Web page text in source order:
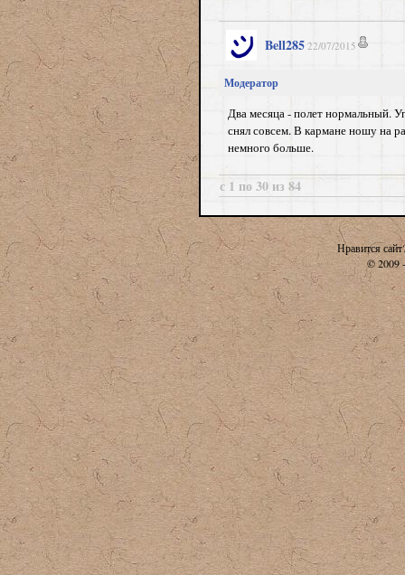
Bell285 22/07/2015
Модератор
Два месяца - полет нормальный.
снял совсем. В кармане ношу на
немного больше.
с 1 по 30 из 84
Нравится
© 2009